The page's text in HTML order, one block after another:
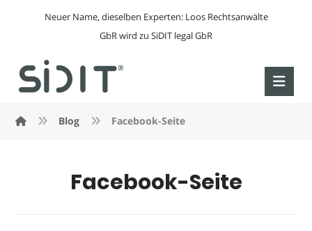
Neuer Name, dieselben Experten: Loos Rechtsanwälte
GbR wird zu SiDIT legal GbR
Blog Facebook-Seite
Facebook-Seite